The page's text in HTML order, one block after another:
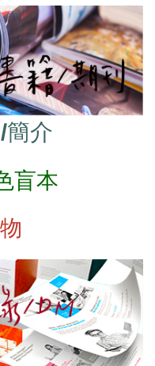
ㄇ型
簡介
盲本